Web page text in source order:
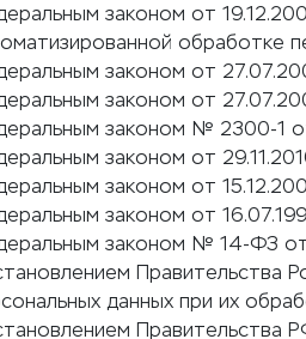
законом от
обработке
законом от
законом от
законом № 2300-1
законом от
законом от
законом от
законом № 14-ФЗ от
Правительства
данных при их
Правительства